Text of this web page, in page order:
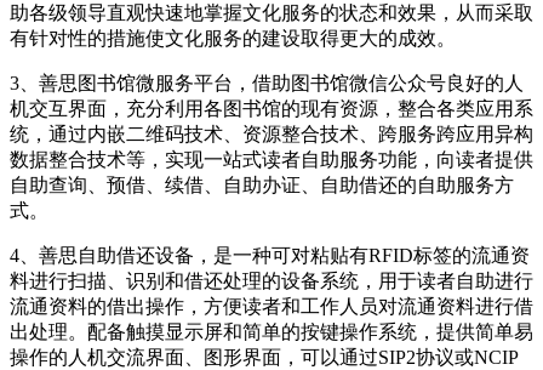
助各级领导直观快速地掌握文化服务的状态和效果，从而采取
有针对性的措施使文化服务的建设取得更大的成效。
3、善思图书馆微服务平台，借助图书馆微信公众号良好的人
机交互界面，充分利用各图书馆的现有资源，整合各类应用系
统，通过内嵌二维码技术、资源整合技术、跨服务跨应用异构
数据整合技术等，实现一站式读者自助服务功能，向读者提供
自助查询、预借、续借、自助办证、自助借还的自助服务方
式。
4、善思自助借还设备，是一种可对粘贴有RFID标签的流通资
料进行扫描、识别和借还处理的设备系统，用于读者自助进行
流通资料的借出操作，方便读者和工作人员对流通资料进行借
出处理。配备触摸显示屏和简单的按键操作系统，提供简单易
操作的人机交流界面、图形界面，可以通过SIP2协议或NCIP